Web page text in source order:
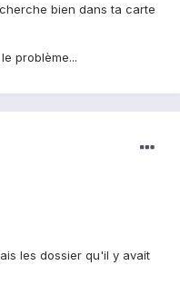
bien dans ta carte
problème...
les dossier qu'il y avait